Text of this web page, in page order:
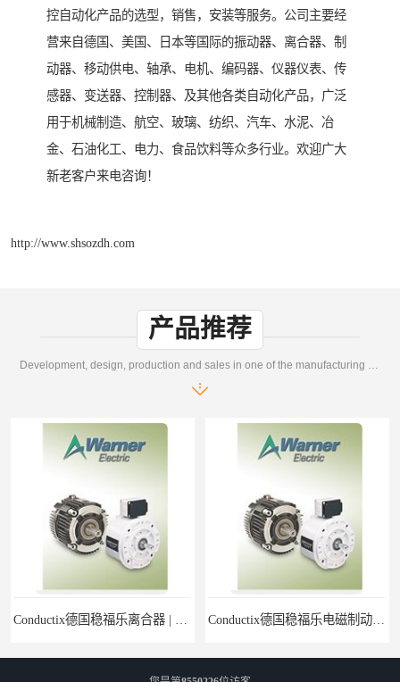
控自动化产品的选型，销售，安装等服务。公司主要经
营来自德国、美国、日本等国际的振动器、离合器、制
动器、移动供电、轴承、电机、编码器、仪器仪表、传
感器、变送器、控制器、及其他各类自动化产品，广泛
用于机械制造、航空、玻璃、纺织、汽车、水泥、冶
金、石油化工、电力、食品饮料等众多行业。欢迎广大
新老客户来电咨询！
http://www.shsozdh.com
产品推荐